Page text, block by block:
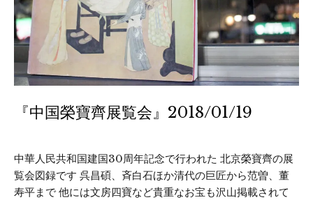
『中国榮寶齊展覧会』2018/01/19
中華人民共和国建国30周年記念で行われた 北京榮寶齊の展
覧会図録です 呉昌碩、斉白石ほか清代の巨匠から范曽、董
寿平まで 他には文房四寶など貴重なお宝も沢山掲載されて